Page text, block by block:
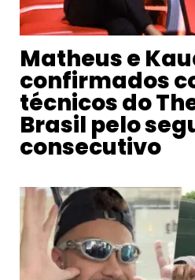
Matheus e
confirmados
técnicos do
Brasil pelo
consecutivo